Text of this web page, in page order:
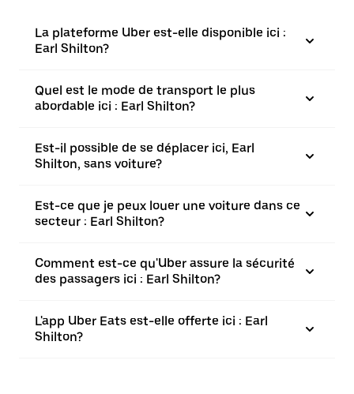
La plateforme Uber est-elle disponible ici :
Earl Shilton?
Quel est le mode de transport le plus
abordable ici : Earl Shilton?
Est-il possible de se déplacer ici, Earl
Shilton, sans voiture?
Est-ce que je peux louer une voiture dans ce
secteur : Earl Shilton?
Comment est-ce qu'Uber assure la sécurité
des passagers ici : Earl Shilton?
L'app Uber Eats est-elle offerte ici : Earl
Shilton?